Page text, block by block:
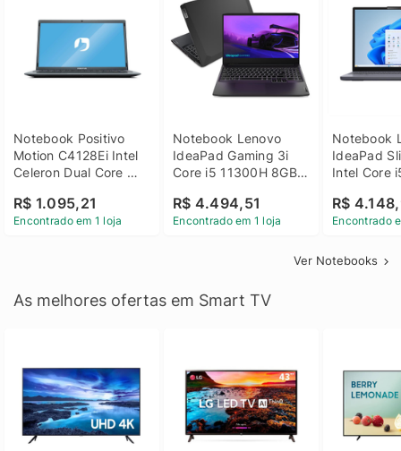
Notebook Positivo
Motion C4128Ei Intel
Celeron Dual Core
Linux 14 - 3002181
R$ 1.095,21
Encontrado em 1 loja
Notebook Lenovo
IdeaPad Gaming 3i
Core i5 11300H 8GB
GTX 1650 4GB 15.6
FHD Linux - Preto
R$ 4.494,51
Encontrado em 1 loja
Notebook
IdeaPad
Intel Core
SSD Win
R$
Encontrado
Ver Notebooks
As melhores ofertas em Smart TV